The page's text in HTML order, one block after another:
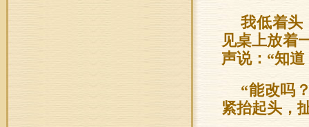
我低着头
见桌上放着
声说：“知
“能改吗
紧抬起头，